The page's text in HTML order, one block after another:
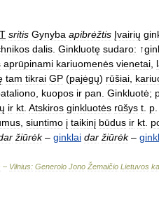
T sritis Gynyba apibrėžtis Įvairių
dalis Ginkluotę sudaro: ↑
aprūpinami kariuomenės vienetai
tam tikrai GP (pajėgų) rūšiai
kuopos ir pan Ginkluotė;
ir kt Atskiros ginkluotės rūšys t p
siuntimo į taikinį būdus ir kt
žiūrėk– ginklai dar žiūrėk–
– Vilnius: Generolo Jono Žemaičio Lietuvos